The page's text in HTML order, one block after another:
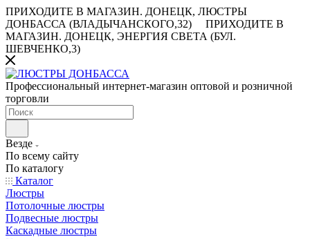
ПРИХОДИТЕ В МАГАЗИН. ДОНЕЦК, ЛЮСТРЫ
ДОНБАССА (ВЛАДЫЧАНСКОГО,32)
ПРИХОДИТЕ В
МАГАЗИН. ДОНЕЦК, ЭНЕРГИЯ СВЕТА (БУЛ.
ШЕВЧЕНКО,3)
Профессиональный интернет-магазин оптовой и розничной
торговли
Везде
По всему сайту
По каталогу
Каталог
Люстры
Потолочные люстры
Подвесные люстры
Каскадные люстры